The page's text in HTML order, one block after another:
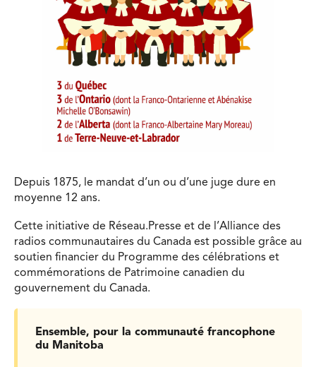
Depuis 1875, le mandat d’un ou d’une juge dure en
moyenne 12 ans.
Cette initiative de Réseau.Presse et de l’Alliance des
radios communautaires du Canada est possible grâce au
soutien financier du Programme des célébrations et
commémorations de Patrimoine canadien du
gouvernement du Canada.
Ensemble, pour la communauté francophone
du Manitoba